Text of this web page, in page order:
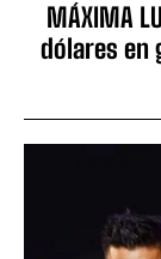
MÁXIMA
dólares en